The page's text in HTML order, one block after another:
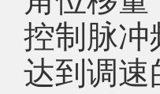
控制脉
达到调速